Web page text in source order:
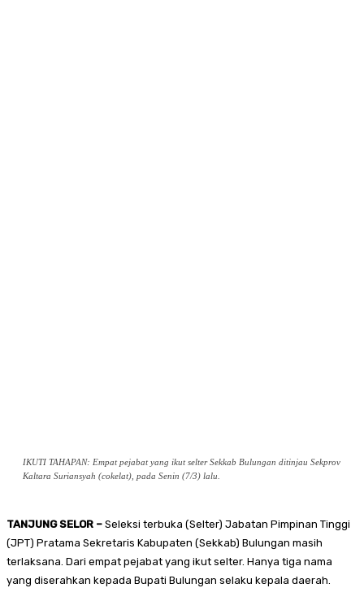
IKUTI TAHAPAN: Empat pejabat yang ikut selter Sekkab Bulungan ditinjau Sekprov
Kaltara Suriansyah (cokelat), pada Senin (7/3) lalu.
TANJUNG SELOR – Seleksi terbuka (Selter) Jabatan Pimpinan Tinggi
(JPT) Pratama Sekretaris Kabupaten (Sekkab) Bulungan masih
terlaksana. Dari empat pejabat yang ikut selter. Hanya tiga nama
yang diserahkan kepada Bupati Bulungan selaku kepala daerah.